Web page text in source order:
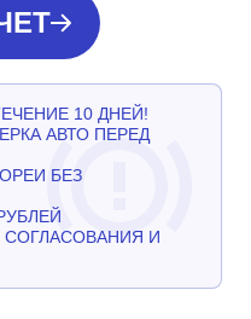
10 ДНЕЙ!
АВТО ПЕРЕД
БЕЗ
И